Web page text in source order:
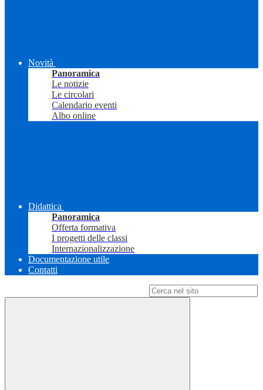
Novità
Panoramica
Le notizie
Le circolari
Calendario eventi
Albo online
Didattica
Panoramica
Offerta formativa
I progetti delle classi
Internazionalizzazione
Documentazione utile
Contatti